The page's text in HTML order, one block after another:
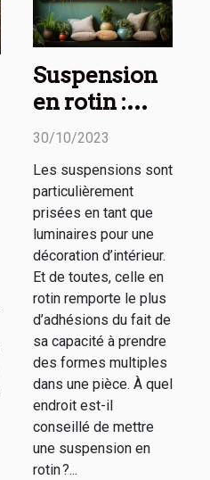
Suspension
en rotin :
comment
dans sa
décoration
d’intérieur ?
30/10/2023
Les suspensions sont
particulièrement
prisées en tant que
luminaires pour une
décoration d’intérieur.
Et de toutes, celle en
rotin remporte le plus
d’adhésions du fait de
sa capacité à prendre
des formes multiples
dans une pièce. À quel
endroit est-il
conseillé de mettre
une suspension en
rotin ?...